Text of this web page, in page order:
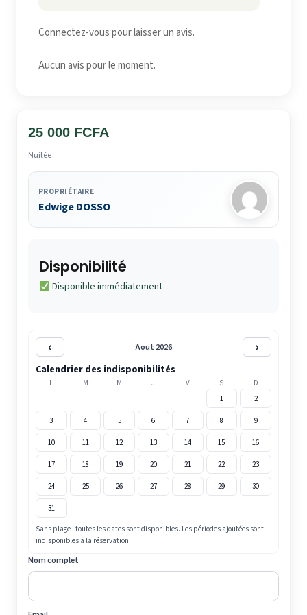
Connectez-vous pour laisser un avis.
Aucun avis pour le moment.
25 000 FCFA
Nuitée
PROPRIÉTAIRE
Edwige DOSSO
Disponibilité
Disponible immédiatement
‹ Aout 2026 ›
Calendrier des indisponibilités
L M M J V S
D
1
2
3 4 5 6 7 8 9
10 11 12 13 14 15 16
17 18 19 20 21 22 23
24 25 26 27 28 29 30
31
Sans plage : toutes les dates sont disponibles. Les périodes ajoutées sont
indisponibles à la réservation.
Nom complet